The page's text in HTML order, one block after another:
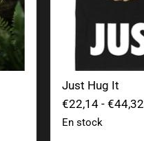
Just Hug It
€22,14- €44,32
En stock